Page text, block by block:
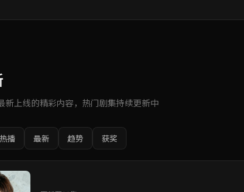
新上线的精彩内容，热门剧集持续更新中
热播 最新 趋势 获奖